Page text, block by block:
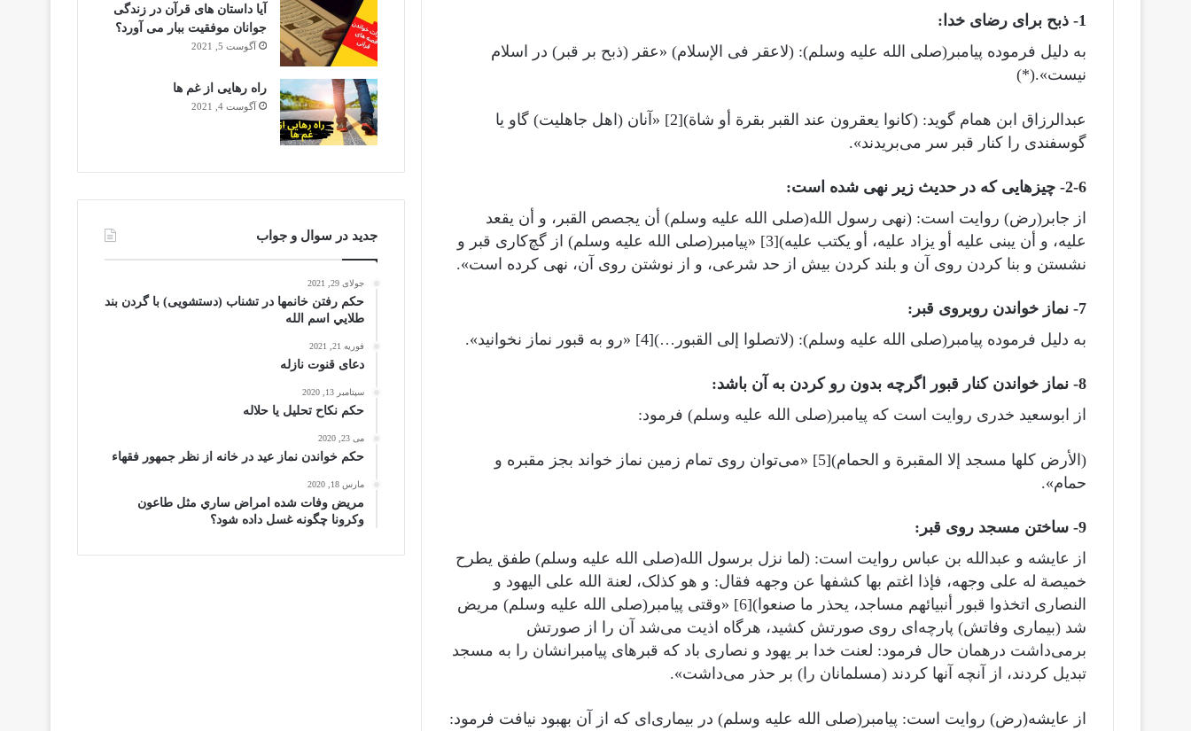
1- ذبح برای رضای خدا:
به دلیل فرموده پیامبر(صلى الله عليه وسلم): (لاعقر فی الإسلام) «عقر (ذبح بر قبر) در اسلام
نیست».(*)
عبدالرزاق ابن همام گوید: (کانوا یعقرون عند القبر بقرة أو شاة)[2] «آنان (اهل جاهلیت) گاو یا
گوسفندی را کنار قبر سر می‌بریدند».
2-6- چیزهایی که در حدیث زیر نهی شده است:
از جابر(رض) روایت است: (نهی رسول الله(صلى الله عليه وسلم) أن یجصص القبر، و أن یقعد
علیه، و أن یبنی علیه أو یزاد علیه، أو یکتب علیه)[3] «پیامبر(صلى الله عليه وسلم) از گچ‌کاری قبر و
نشستن و بنا کردن روی آن و بلند کردن بیش از حد شرعی، و از نوشتن روی آن، نهی کرده است».
7- نماز خواندن روبروی قبر:
به دلیل فرموده پیامبر(صلى الله عليه وسلم): (لاتصلوا إلی القبور…)[4] «رو به قبور نماز نخوانید».
8- نماز خواندن کنار قبور اگرچه بدون رو کردن به آن باشد:
از ابوسعید خدری روایت است که پیامبر(صلى الله عليه وسلم) فرمود:
(الأرض کلها مسجد إلا المقبرة و الحمام)[5] «می‌توان روی تمام زمین نماز خواند بجز مقبره و
حمام».
9- ساختن مسجد روی قبر:
از عایشه و عبدالله بن عباس روایت است: (لما نزل برسول الله(صلى الله عليه وسلم) طفق یطرح
خمیصة له علی وجهه، فإذا اغتم بها کشفها عن وجهه فقال: و هو کذلک، لعنة الله علی الیهود و
النصاری اتخذوا قبور أنبیائهم مساجد، یحذر ما صنعوا)[6] «وقتی پیامبر(صلى الله عليه وسلم) مریض
شد (بیماری وفاتش) پارچه‌ای روی صورتش کشید، هرگاه اذیت می‌شد آن را از صورتش
برمی‌داشت درهمان حال فرمود: لعنت خدا بر یهود و نصاری باد که قبرهای پیامبرانشان را به مسجد
تبدیل کردند، از آنچه آنها کردند (مسلمانان را) بر حذر می‌داشت».
از عایشه(رض) روایت است: پیامبر(صلى الله عليه وسلم) در بیماری‌ای که از آن بهبود نیافت فرمود:
آیا داستان های قرآن در زندگی
جوانان موفقیت ببار می آورد؟
آگوست 5, 2021
راه رهایی از غم ها
آگوست 4, 2021
جدید در سوال و جواب
جولای 29, 2021
حکم رفتن خانمها در تشناب (دستشویی) با گردن بند
طلايي اسم الله
فوریه 21, 2021
دعای قنوت نازله
سپتامبر 13, 2020
حکم نکاح تحلیل یا حلاله
می 23, 2020
حكم خواندن نماز عيد در خانه از نظر جمهور فقهاء
مارس 18, 2020
مریض وفات شده امراض ساري مثل طاعون
وكرونا چگونه غسل داده شود؟